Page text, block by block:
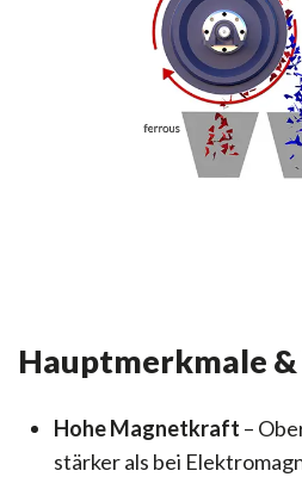
Hauptmerkmale
Hohe Magnetkraft –
stärker als bei